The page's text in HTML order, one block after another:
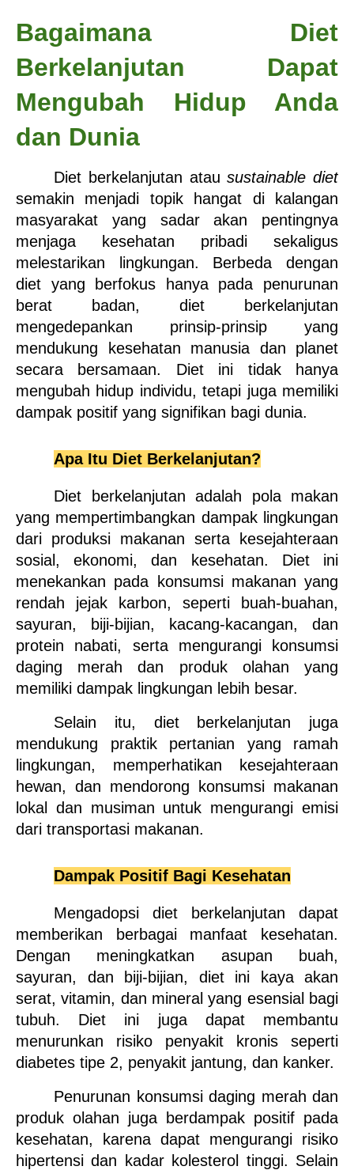
Bagaimana Diet
Berkelanjutan Dapat
Mengubah Hidup Anda
dan Dunia
Diet berkelanjutan atau sustainable diet
semakin menjadi topik hangat di kalangan
masyarakat yang sadar akan pentingnya
menjaga kesehatan pribadi sekaligus
melestarikan lingkungan. Berbeda dengan
diet yang berfokus hanya pada penurunan
berat badan, diet berkelanjutan
mengedepankan prinsip-prinsip yang
mendukung kesehatan manusia dan planet
secara bersamaan. Diet ini tidak hanya
mengubah hidup individu, tetapi juga memiliki
dampak positif yang signifikan bagi dunia.
Apa Itu Diet Berkelanjutan?
Diet berkelanjutan adalah pola makan
yang mempertimbangkan dampak lingkungan
dari produksi makanan serta kesejahteraan
sosial, ekonomi, dan kesehatan. Diet ini
menekankan pada konsumsi makanan yang
rendah jejak karbon, seperti buah-buahan,
sayuran, biji-bijian, kacang-kacangan, dan
protein nabati, serta mengurangi konsumsi
daging merah dan produk olahan yang
memiliki dampak lingkungan lebih besar.
Selain itu, diet berkelanjutan juga
mendukung praktik pertanian yang ramah
lingkungan, memperhatikan kesejahteraan
hewan, dan mendorong konsumsi makanan
lokal dan musiman untuk mengurangi emisi
dari transportasi makanan.
Dampak Positif Bagi Kesehatan
Mengadopsi diet berkelanjutan dapat
memberikan berbagai manfaat kesehatan.
Dengan meningkatkan asupan buah,
sayuran, dan biji-bijian, diet ini kaya akan
serat, vitamin, dan mineral yang esensial bagi
tubuh. Diet ini juga dapat membantu
menurunkan risiko penyakit kronis seperti
diabetes tipe 2, penyakit jantung, dan kanker.
Penurunan konsumsi daging merah dan
produk olahan juga berdampak positif pada
kesehatan, karena dapat mengurangi risiko
hipertensi dan kadar kolesterol tinggi. Selain